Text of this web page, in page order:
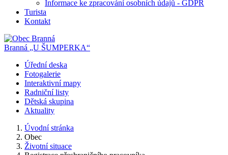
Informace ke zpracování osobních údajů - GDPR
Turista
Kontakt
Branná „U ŠUMPERKA“
Úřední deska
Fotogalerie
Interaktivní mapy
Radniční listy
Dětská skupina
Aktuality
Úvodní stránka
Obec
Životní situace